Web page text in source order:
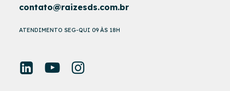
contato@raizesds.com.br
ATENDIMENTO SEG-QUI 09 ÀS 18H